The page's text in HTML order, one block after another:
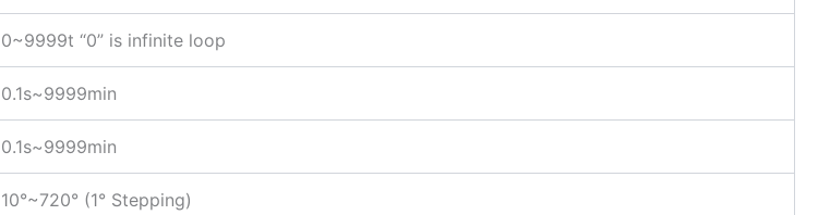
0~9999t “0” is infinite loop
0.1s~9999min
0.1s~9999min
10°~720° (1° Stepping)